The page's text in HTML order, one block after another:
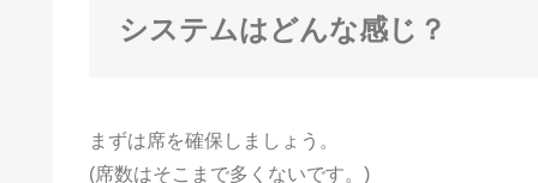
システムはどんな感じ？
まずは席を確保しましょう。
(席数はそこまで多くないです。)